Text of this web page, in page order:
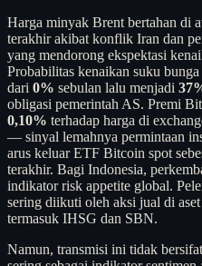
Harga minyak Brent bertahan di
terakhir akibat konflik Iran dan
yang mendorong ekspektasi
Probabilitas kenaikan suku
dari 0% sebulan lalu menjadi
obligasi pemerintah AS. Premi
0,10% terhadap harga di
— sinyal lemahnya permintaan
arus keluar ETF Bitcoin spot
terakhir. Bagi Indonesia,
indikator risk appetite global.
sering diikuti oleh aksi jual di
termasuk IHSG dan SBN.
Namun, transmisi ini tidak